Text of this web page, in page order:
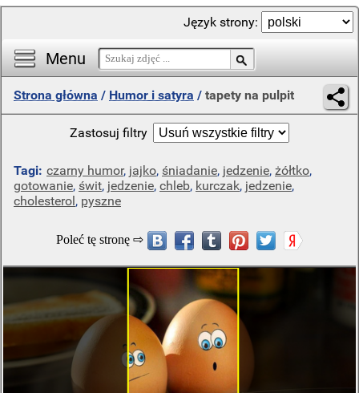
Menu
Język strony:
Strona główna / Humor i satyra / tapety na pulpit
Zastosuj filtry
Tagi: czarny humor, jajko, śniadanie, jedzenie, żółtko,
gotowanie, świt, jedzenie, chleb, kurczak, jedzenie,
cholesterol, pyszne